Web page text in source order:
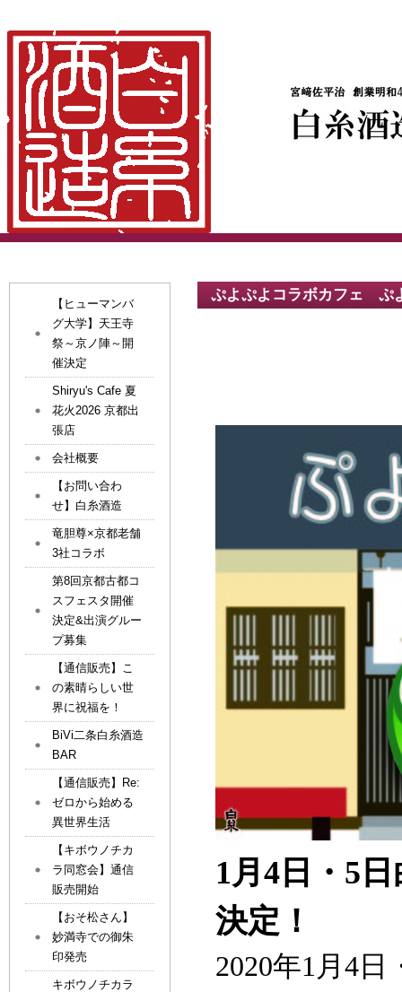
ぷよぷよコラボカフェ ぷ
1月4日・5
決定！
2020年1 月 4 日
【ヒューマンバ
グ大学】天王寺
祭～京ノ陣～開
催決定
Shiryu's Cafe 夏
花火2026 京都出
張店
会社概要
【お問い合わ
せ】白糸酒造
竜胆尊×京都老舗
3社コラボ
第8回京都古都コ
スフェスタ開催
決定&出演グルー
プ募集
【通信販売】こ
の素晴らしい世
界に祝福を！
BiVi二条白糸酒造
BAR
【通信販売】Re:
ゼロから始める
異世界生活
【キボウノチカ
ラ同窓会】通信
販売開始
【おそ松さん】
妙満寺での御朱
印発売
キボウノチカラ